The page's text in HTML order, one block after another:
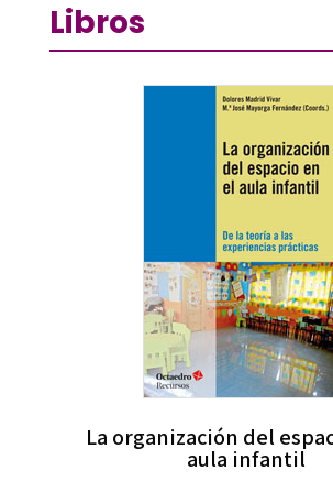
Libros
La organización del
aula infantil